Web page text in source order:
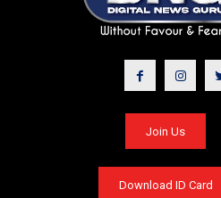
Join Us
Download ID Card